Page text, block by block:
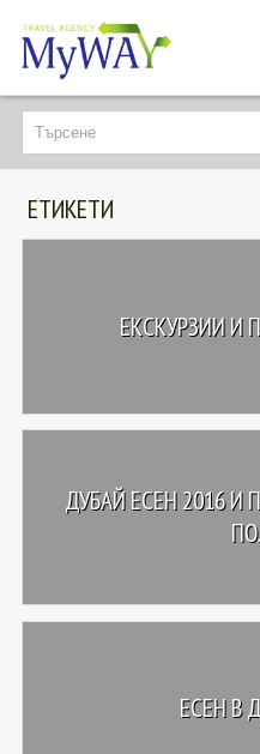
НАЙ-ТЪРСЕНИ
ДЕСТИНАЦИИ
ЕКЗОТИЧНИ ПОЧИВКИ
ЛЮБОПИТНО
КОНТАКТИ
ЕТИКЕТИ
ЕКСКУРЗИИ И
ДУБАЙ ЕСЕН 2016 И
ЕСЕН В